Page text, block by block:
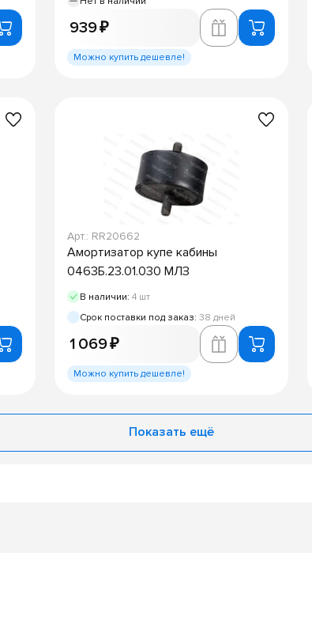
939 ₽
Можно купить дешевле!
Арт.: RR20662
Амортизатор купе кабины
0463Б.23.01.030 МЛЗ
В наличии: 4 шт
Срок поставки под заказ: 38 дней
1 069 ₽
Можно купить дешевле!
Показать ещё